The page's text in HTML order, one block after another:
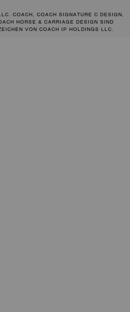
COACH, COACH SIGNATURE C DESIGN,
HORSE & CARRIAGE DESIGN SIND
VON COACH IP HOLDINGS LLC.